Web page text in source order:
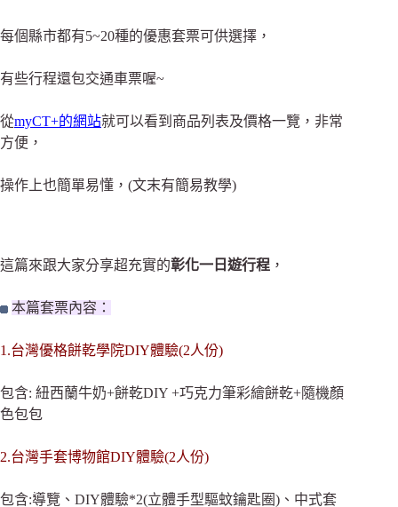
每個縣市都有5~20種的優惠套票可供選擇，
有些行程還包交通車票喔~
從myCT+的網站就可以看到商品列表及價格一覽，非常
方便，
操作上也簡單易懂，(文末有簡易教學)
這篇來跟大家分享超充實的彰化一日遊行程 ，
本篇套票內容：
1.台灣優格餅乾學院DIY體驗(2人份)
包含: 紐西蘭牛奶+餅乾DIY +巧克力筆彩繪餅乾+隨機顏
色包包
2.台灣手套博物館DIY體驗(2人份)
包含:導覽、DIY體驗*2(立體手型驅蚊鑰匙圈)、中式套